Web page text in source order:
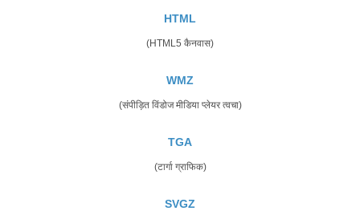
HTML
(HTML5 कैनवास)
WMZ
(संपीड़ित विंडोज मीडिया प्लेयर त्वचा)
TGA
(टार्गा ग्राफिक)
SVGZ